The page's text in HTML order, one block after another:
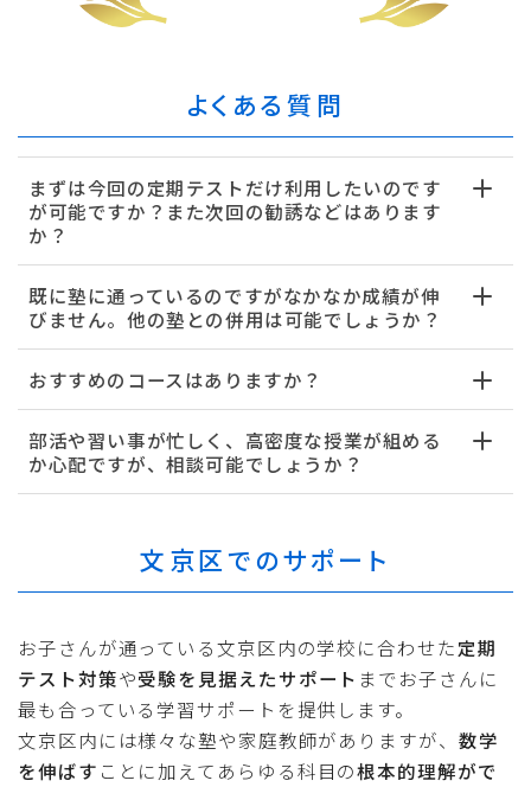
よくある質問
まずは今回の定期テストだけ利用したいのです
が可能ですか？また次回の勧誘などはあります
か？
既に塾に通っているのですがなかなか成績が伸
びません。他の塾との併用は可能でしょうか？
おすすめのコースはありますか？
部活や習い事が忙しく、高密度な授業が組める
か心配ですが、相談可能でしょうか？
文京区でのサポート
お子さんが通っている文京区内の学校に合わせた定期
テスト対策や受験を見据えたサポート までお子さんに
最も合っている学習サポートを提供します。
文京区内には様々な塾や家庭教師がありますが、 数学
を伸ばす ことに加えてあらゆる科目の根本的理解がで